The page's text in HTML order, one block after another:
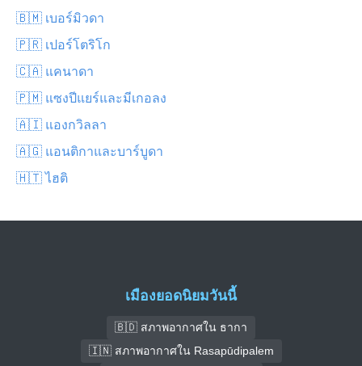
🇧🇲 เบอร์มิวดา
🇵🇷 เปอร์โตริโก
🇨🇦 แคนาดา
🇵🇲 แซงปีแยร์และมีเกอลง
🇦🇮 แองกวิลลา
🇦🇬 แอนติกาและบาร์บูดา
🇭🇹 ไฮติ
เมืองยอดนิยมวันนี้
🇧🇩 สภาพอากาศใน ธากา
🇮🇳 สภาพอากาศใน Rasapūdipalem